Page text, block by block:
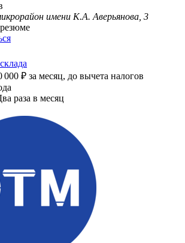
имени К.А. Аверьянова, 3
000 ₽ за месяц, до вычета налогов
раза в месяц